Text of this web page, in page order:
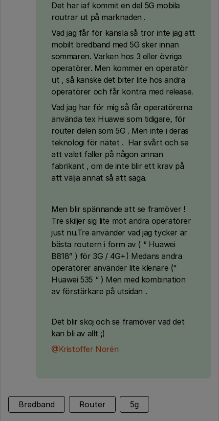
Det har iaf kommit en del 5G mobila
routrar ut på marknaden .
Vad jag får för känsla så tror inte jag att
mobilt bredband med 5G sker innan
sommaren. Varken hos 3 eller övriga
operatörer. Men kommer en operatör
ut , så kanske det biter lite hos andra
operatörer och får kontra med release.
Vad jag har för mig så får operatörerna
använda tex Huawei som tidigare, för
router delen som 5G . Men inte i deras
teknologi för nätet . Har svårt och se
att valet faller på någon annan
fabrikant , om de inte blir ett krav på
att välja annat så att säga.
Men blir spännande att se framöver !
Tre skiljer sig lite mot andra operatörer
just nu.Tre använder vad jag tycker är
bästa routern i form av ( “ Huawei
B818” ) för 3G / 4G+) Medans andra
operatörer använder lite klenare (“
Huawei 535 “ ) Men med kombination
av förstärkare på utsidan .
Det blir skoj och se framöver vad det
kan bli av allt ;)
@Kristoffer Norén
Bredband Router 5g